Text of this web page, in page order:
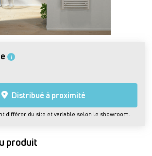
i
Distribué à proximité
différer du site et variable selon le showroom.
produit